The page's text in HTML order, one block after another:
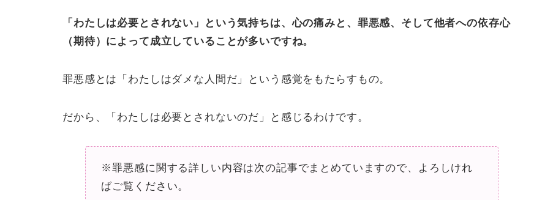
「わたしは必要とされない」という気持ちは、心の痛みと、罪悪感、そして他者への依存心
（期待）によって成立していることが多いですね。
罪悪感とは「わたしはダメな人間だ」という感覚をもたらすもの。
だから、「わたしは必要とされないのだ」と感じるわけです。
※罪悪感に関する詳しい内容は次の記事でまとめていますので、よろしけれ
ばご覧ください。